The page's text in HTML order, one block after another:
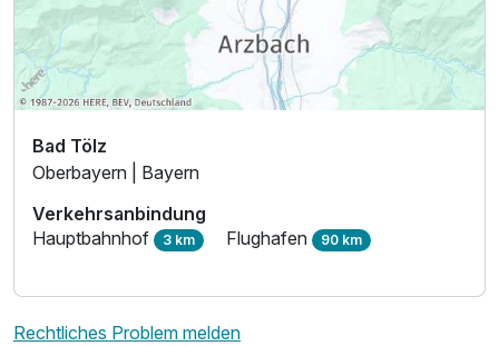
Bad Tölz
Oberbayern | Bayern
Verkehrsanbindung
Hauptbahnhof 3 km Flughafen 90 km
Rechtliches Problem melden